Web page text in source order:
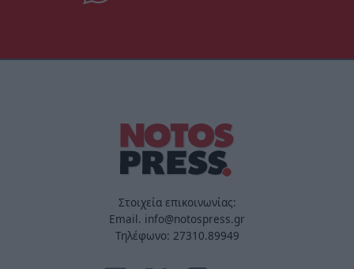
Στοιχεία επικοινωνίας:
Email. info@notospress.gr
Τηλέφωνο: 27310.89949